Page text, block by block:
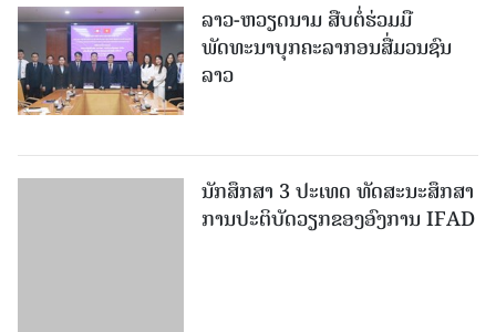
ລາວ-ຫວຽດ​ນາມ ສືບ​ຕໍ່​ຮ່ວມ​ມື
ພັດທະນາບຸກຄະລາກອນສື່ມວນຊົນ
ລາວ
ນັກສຶກສາ 3 ປະເທດ ທັດ​ສະ​ນະ​ສຶກ​ສາ
ການປະຕິບັດວຽກຂອງອົງການ IFAD